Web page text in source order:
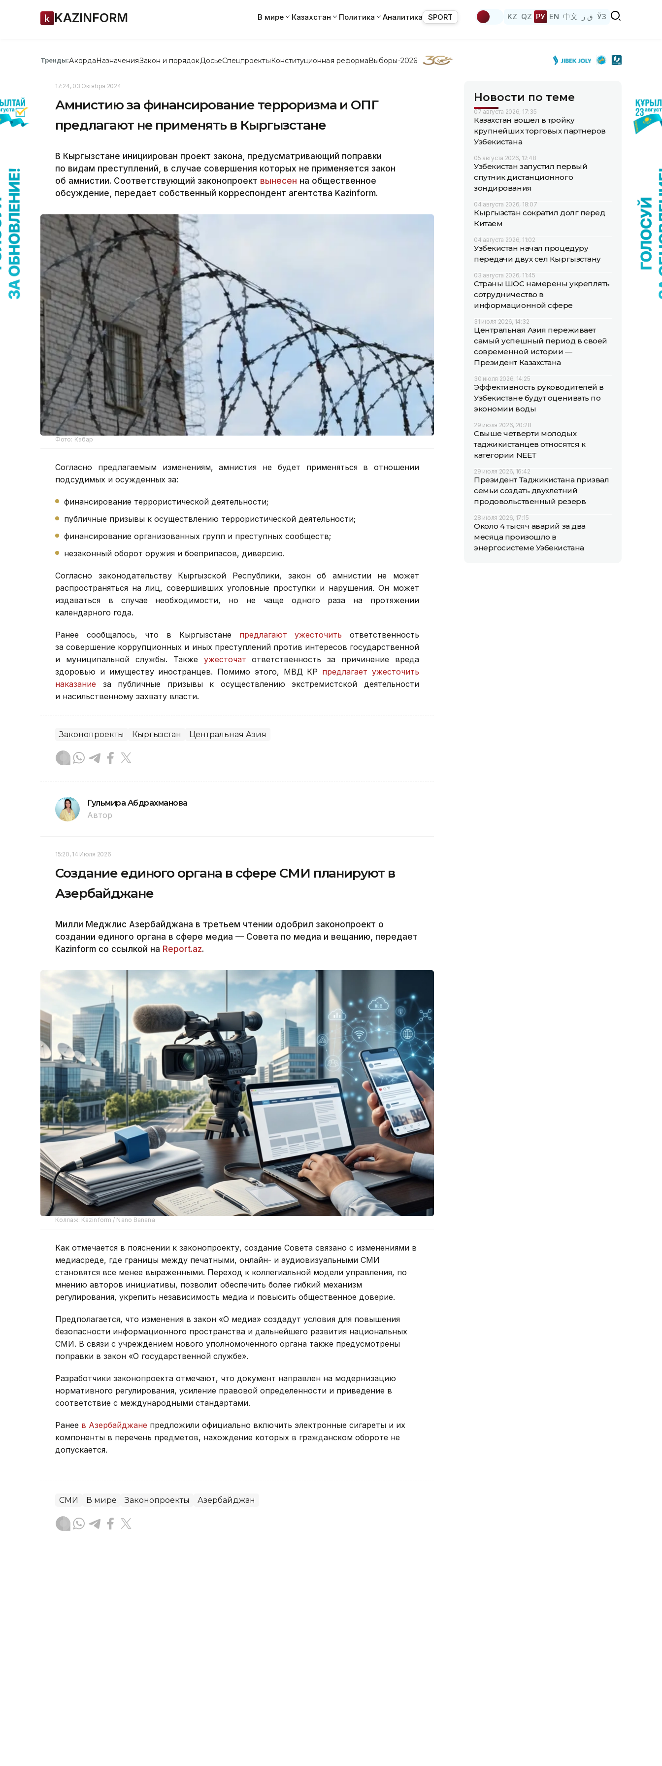
KAZINFORM В мире Казахстан Политика Аналитика SPORT KZ QZ РУ EN 中文 ق ز ЎЗ
Тренды:АкордаНазначенияЗакон и порядок ДосьеСпецпроектыКонституционная реформаВыборы-2026
17:24, 03 Октября 2024
Амнистию за финансирование терроризма и ОПГ
предлагают не применять в Кыргызстане
В Кыргызстане инициирован проект закона, предусматривающий поправки
по видам преступлений, в случае совершения которых не применяется закон
об амнистии. Соответствующий законопроект вынесен на общественное
обсуждение, передает собственный корреспондент агентства Kazinform.
Фото: Кабар
Согласно предлагаемым изменениям, амнистия не будет применяться в отношении
подсудимых и осужденных за:
финансирование террористической деятельности;
публичные призывы к осуществлению террористической деятельности;
финансирование организованных групп и преступных сообществ;
незаконный оборот оружия и боеприпасов, диверсию.
Согласно законодательству Кыргызской Республики, закон об амнистии не может
распространяться на лиц, совершивших уголовные проступки и нарушения. Он может
издаваться в случае необходимости, но не чаще одного раза на протяжении
календарного года.
Ранее сообщалось, что в Кыргызстане предлагают ужесточить ответственность
за совершение коррупционных и иных преступлений против интересов государственной
и муниципальной службы. Также ужесточат ответственность за причинение вреда
здоровью и имуществу иностранцев. Помимо этого, МВД КР предлагает ужесточить
наказание за публичные призывы к осуществлению экстремистской деятельности
и насильственному захвату власти.
Законопроекты Кыргызстан Центральная Азия
Гульмира Абдрахманова
Автор
15:20, 14 Июля 2026
Создание единого органа в сфере СМИ планируют в
Азербайджане
Милли Меджлис Азербайджана в третьем чтении одобрил законопроект о
создании единого органа в сфере медиа — Совета по медиа и вещанию, передает
Kazinform со ссылкой на Report.az.
Коллаж: Kazinform / Nano Banana
Как отмечается в пояснении к законопроекту, создание Совета связано с изменениями в
медиасреде, где границы между печатными, онлайн- и аудиовизуальными СМИ
становятся все менее выраженными. Переход к коллегиальной модели управления, по
мнению авторов инициативы, позволит обеспечить более гибкий механизм
регулирования, укрепить независимость медиа и повысить общественное доверие.
Предполагается, что изменения в закон «О медиа» создадут условия для повышения
безопасности информационного пространства и дальнейшего развития национальных
СМИ. В связи с учреждением нового уполномоченного органа также предусмотрены
поправки в закон «О государственной службе».
Разработчики законопроекта отмечают, что документ направлен на модернизацию
нормативного регулирования, усиление правовой определенности и приведение в
соответствие с международными стандартами.
Ранее в Азербайджане предложили официально включить электронные сигареты и их
компоненты в перечень предметов, нахождение которых в гражданском обороте не
допускается.
СМИ В мире Законопроекты Азербайджан
Новости по теме
07 августа 2026, 17:35
Казахстан вошел в тройку
крупнейших торговых партнеров
Узбекистана
05 августа 2026, 12:48
Узбекистан запустил первый
спутник дистанционного
зондирования
04 августа 2026, 18:07
Кыргызстан сократил долг перед
Китаем
04 августа 2026, 11:02
Узбекистан начал процедуру
передачи двух сел Кыргызстану
03 августа 2026, 11:45
Страны ШОС намерены укреплять
сотрудничество в
информационной сфере
31 июля 2026, 14:32
Центральная Азия переживает
самый успешный период в своей
современной истории —
Президент Казахстана
30 июля 2026, 14:25
Эффективность руководителей в
Узбекистане будут оценивать по
экономии воды
29 июля 2026, 20:28
Свыше четверти молодых
таджикистанцев относятся к
категории NEET
29 июля 2026, 16:42
Президент Таджикистана призвал
семьи создать двухлетний
продовольственный резерв
28 июля 2026, 17:15
Около 4 тысяч аварий за два
месяца произошло в
энергосистеме Узбекистана